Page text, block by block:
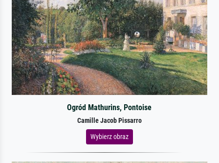
Ogród Mathurins, Pontoise
Camille Jacob Pissarro
Wybierz obraz